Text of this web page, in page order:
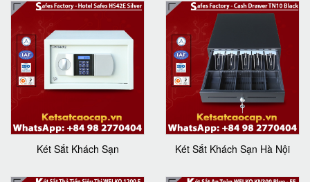
Két Sắt Khách Sạn Két Sắt Khách Sạn Hà Nội